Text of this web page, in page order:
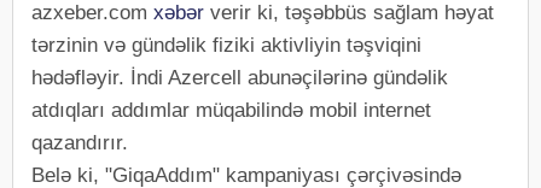
azxeber.com xəbər verir ki, təşəbbüs sağlam həyat
tərzinin və gündəlik fiziki aktivliyin təşviqini
hədəfləyir. İndi Azercell abunəçilərinə gündəlik
atdıqları addımlar müqabilində mobil internet
qazandırır.
Belə ki, "GiqaAddım" kampaniyası çərçivəsində